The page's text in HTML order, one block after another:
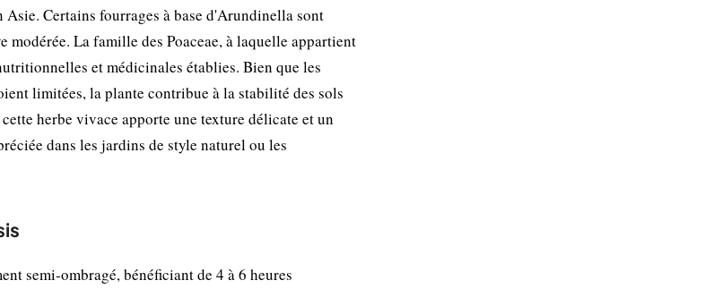
Certains fourrages à base d'Arundinella sont
La famille des Poaceae, à laquelle appartient
et médicinales établies. Bien que les
limitées, la plante contribue à la stabilité des sols
herbe vivace apporte une texture délicate et un
dans les jardins de style naturel ou les
semi-ombragé, bénéficiant de 4 à 6 heures